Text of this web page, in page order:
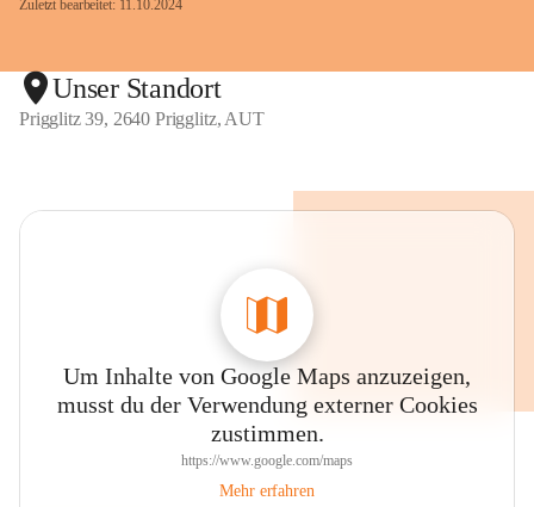
Zuletzt bearbeitet: 11.10.2024
Unser Standort
Prigglitz 39, 2640 Prigglitz, AUT
Um Inhalte von Google Maps anzuzeigen,
musst du der Verwendung externer Cookies
zustimmen.
https://www.google.com/maps
Mehr erfahren